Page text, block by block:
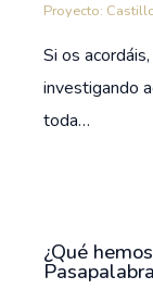
Proyecto:
Si os
investigando
toda…
¿Qué
Pasapalabra